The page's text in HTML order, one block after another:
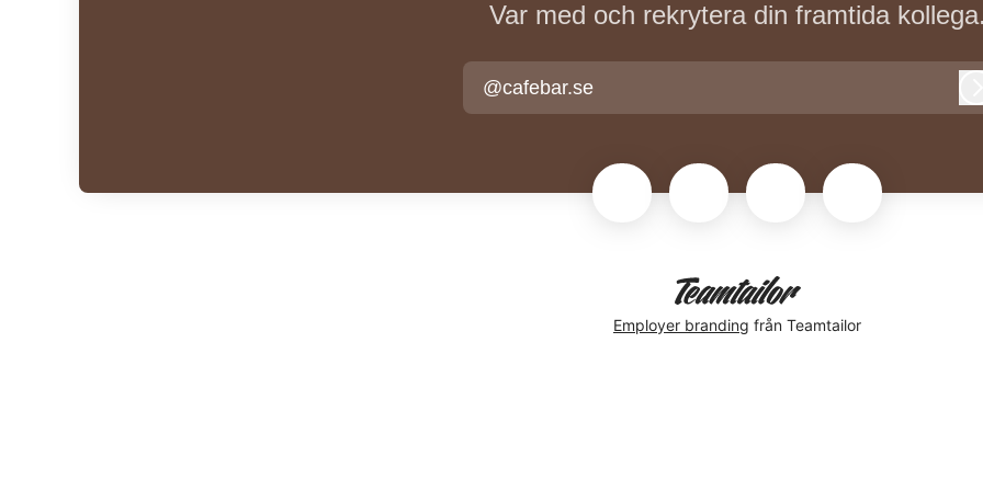
Var med och rekrytera din framtida kollega.
@cafebar.se
Employer branding från Teamtailor